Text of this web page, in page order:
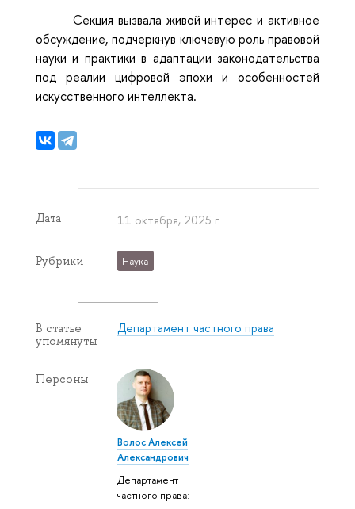
Секция вызвала живой интерес и активное
обсуждение, подчеркнув ключевую роль правовой
науки и практики в адаптации законодательства
под реалии цифровой эпохи и особенностей
искусственного интеллекта.
Дата 11 октября, 2025 г.
Рубрики Наука
В статье
упомянуты
Департамент частного права
Персоны
Волос Алексей
Александрович
Департамент
частного права: